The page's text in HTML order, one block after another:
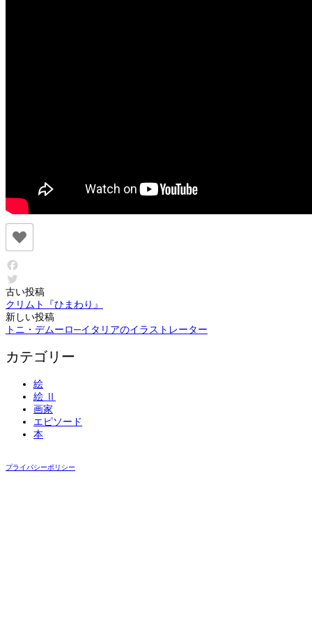
投
稿
ナ
ビ
古い投稿
クリムト『ひまわり』
新しい投稿
トニ・デムーロ─イタリアのイラストレーター
カテゴリー
絵
絵 Ⅱ
画家
エピソード
本
プライバシーポリシー